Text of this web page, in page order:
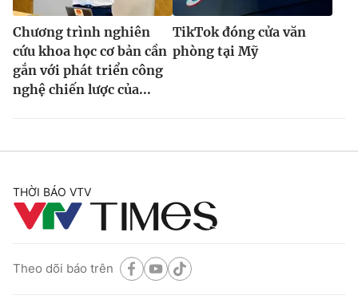
Chương trình nghiên
cứu khoa học cơ bản cần
gắn với phát triển công
nghệ chiến lược của...
TikTok đóng cửa văn
phòng tại Mỹ
THỜI BÁO VTV
Theo dõi báo trên